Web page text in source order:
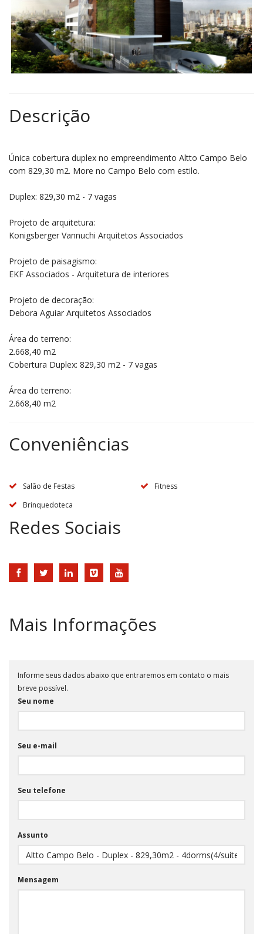
Next
Descrição
Única cobertura duplex no empreendimento Altto Campo Belo
com 829,30 m2. More no Campo Belo com estilo.
Duplex: 829,30 m2 - 7 vagas
Projeto de arquitetura:
Konigsberger Vannuchi Arquitetos Associados
Projeto de paisagismo:
EKF Associados - Arquitetura de interiores
Projeto de decoração:
Debora Aguiar Arquitetos Associados
Área do terreno:
2.668,40 m2
Cobertura Duplex: 829,30 m2 - 7 vagas
Área do terreno:
2.668,40 m2
Conveniências
Salão de Festas
Fitness
Brinquedoteca
Redes Sociais
Mais Informações
Informe seus dados abaixo que entraremos em contato o mais
breve possível.
Seu nome
Seu e-mail
Seu telefone
Assunto
Mensagem